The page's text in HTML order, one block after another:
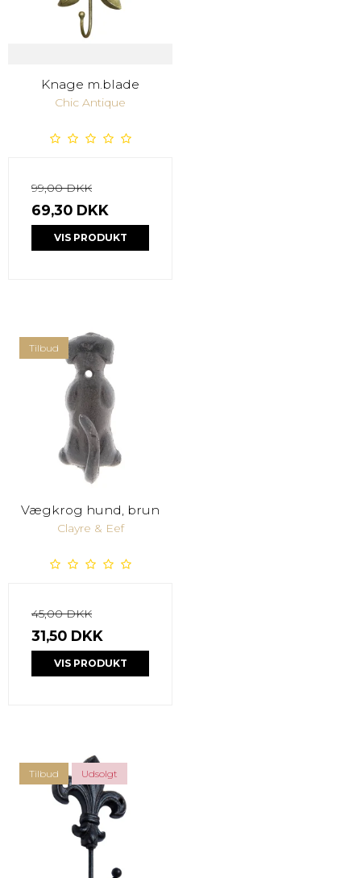
Knage m.blade
Chic Antique
99,00 DKK
69,30 DKK
VIS PRODUKT
Tilbud
Vægkrog hund, brun
Clayre & Eef
45,00 DKK
31,50 DKK
VIS PRODUKT
Tilbud Udsolgt